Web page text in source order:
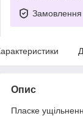
Замовлення
Опис
Пласке